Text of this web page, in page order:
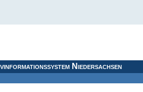
Niedersachsen